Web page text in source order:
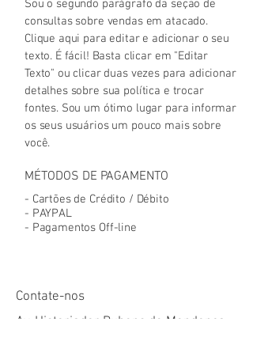
Sou o segundo parágrafo da seção de
consultas sobre vendas em atacado.
Clique aqui para editar e adicionar o seu
texto. É fácil! Basta clicar em "Editar
Texto" ou clicar duas vezes para adicionar
detalhes sobre sua política e trocar
fontes. Sou um ótimo lugar para informar
os seus usuários um pouco mais sobre
você.
MÉTODOS DE PAGAMENTO
- Cartões de Crédito / Débito
- PAYPAL
- Pagamentos Off-line
Contate-nos
Av. Historiador Rubens de Mendonça,